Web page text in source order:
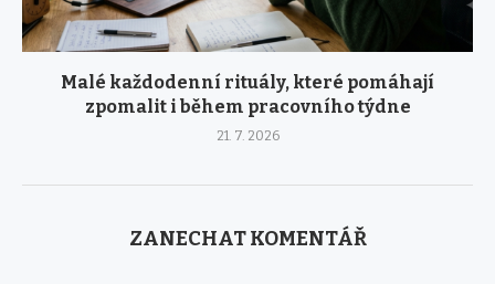
Malé každodenní rituály, které pomáhají
zpomalit i během pracovního týdne
21. 7. 2026
ZANECHAT KOMENTÁŘ